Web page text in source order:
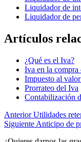
Liquidador de
Liquidador de
Artículos
¿Qué es el Iva?
Iva en la
Impuesto al
Prorrateo del Iva
Contabilización
Anterior Utilidades
Siguiente Anticipo de